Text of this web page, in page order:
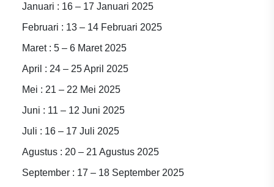
Januari : 16 – 17 Januari 2025
Februari : 13 – 14 Februari 2025
Maret : 5 – 6 Maret 2025
April : 24 – 25 April 2025
Mei : 21 – 22 Mei 2025
Juni : 11 – 12 Juni 2025
Juli : 16 – 17 Juli 2025
Agustus : 20 – 21 Agustus 2025
September : 17 – 18 September 2025